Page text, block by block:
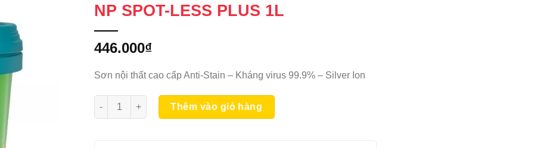
NP SPOT-LESS PLUS 1L
446.000₫
Sơn nội thất cao cấp Anti-Stain – Kháng virus 99.9% – Silver Ion
NP SPOT-LESS PLUS 1L số lượng
Thêm vào giỏ hàng